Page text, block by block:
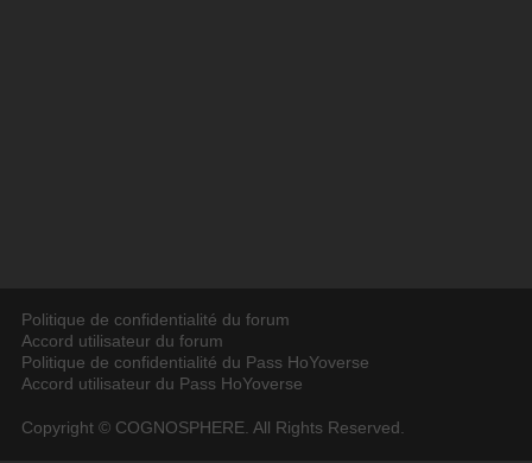
Politique de confidentialité du forum
Accord utilisateur du forum
Politique de confidentialité du Pass HoYoverse
Accord utilisateur du Pass HoYoverse
Copyright © COGNOSPHERE. All Rights Reserved.